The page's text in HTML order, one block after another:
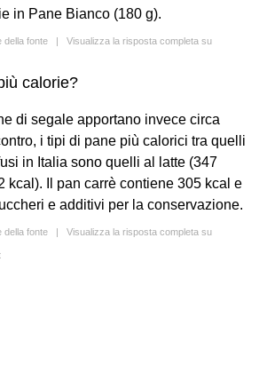
in Pane Bianco (180 g).
della fonte | Visualizza la risposta completa su
calorie?
di segale apportano invece circa
i tipi di pane più calorici tra quelli
in Italia sono quelli al latte (347
kcal). Il pan carrè contiene 305 kcal e
e additivi per la conservazione.
della fonte | Visualizza la risposta completa su